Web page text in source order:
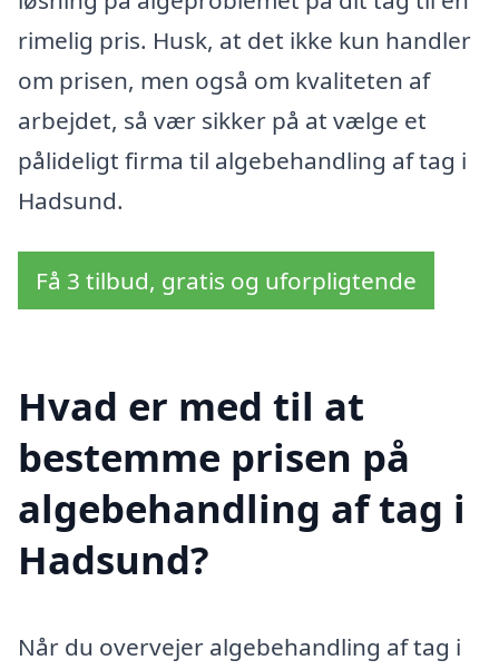
rimelig pris. Husk, at det ikke kun handler
om prisen, men også om kvaliteten af
arbejdet, så vær sikker på at vælge et
pålideligt firma til algebehandling af tag i
Hadsund.
Få 3 tilbud, gratis og uforpligtende
Hvad er med til at
bestemme prisen på
algebehandling af tag i
Hadsund?
Når du overvejer algebehandling af tag i